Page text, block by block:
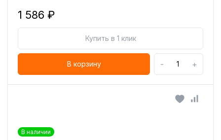
1 586 ₽
Купить в 1 клик
В корзину - +
В наличии